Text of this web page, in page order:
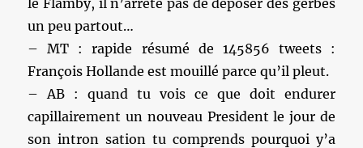
le Flamby, il n’arrête pas de déposer des gerbes
un peu partout…
– MT : rapide résumé de 145856 tweets :
François Hollande est mouillé parce qu’il pleut.
– AB : quand tu vois ce que doit endurer
capillairement un nouveau President le jour de
son intron sation tu comprends pourquoi y’a